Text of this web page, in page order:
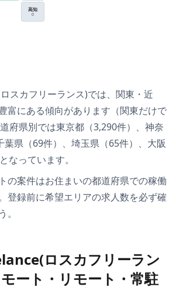
高知
0
スカフリーランス)では、 関東・近
富にある傾向があります （関東だけで
府県別では東京都（3,290件）、神奈
葉県（69件）、埼玉県（65件）、大阪
なっています。
の案件はお住まいの都道府県での稼働
登録前に希望エリアの求人数を必ず確
ロスカフリーラン
ート・リモート・常駐